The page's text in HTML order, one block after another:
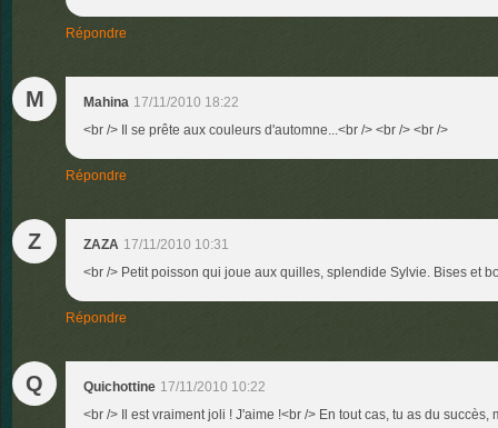
Répondre
M Mahina 17/11/2010 18:22
<br /> Il se prête aux couleurs d'automne...<br /> <br /> <br />
Répondre
Z ZAZA 17/11/2010 10:31
<br /> Petit poisson qui joue aux quilles, splendide Sylvie. Bises et
Répondre
Q Quichottine 17/11/2010 10:22
<br /> Il est vraiment joli ! J'aime !<br /> En tout cas, tu as du succès,